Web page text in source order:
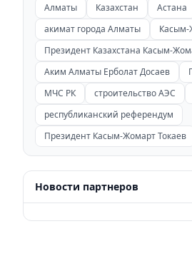
Алматы Казахстан Астана
акимат города Алматы
Касым-
Президент Казахстана Касым-
Аким Алматы Ерболат Досаев
МЧС РК
строительство АЭС
республиканский референдум
Президент Касым-Жомарт Токаев
Новости партнеров